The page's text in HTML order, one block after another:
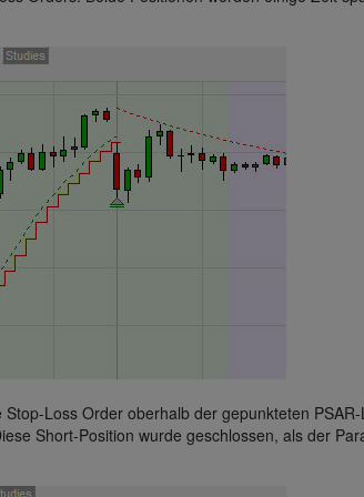
Loss Order oberhalb der gepunkteten PSAR-
Short-Position wurde geschlossen, als der